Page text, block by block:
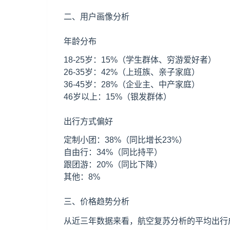
二、用户画像分析
年龄分布
18-25岁：15%（学生群体、穷游爱好者）
26-35岁：42%（上班族、亲子家庭）
36-45岁：28%（企业主、中产家庭）
46岁以上：15%（银发群体）
出行方式偏好
定制小团：38%（同比增长23%）
自由行：34%（同比持平）
跟团游：20%（同比下降）
其他：8%
三、价格趋势分析
从近三年数据来看，航空复苏分析的平均出行